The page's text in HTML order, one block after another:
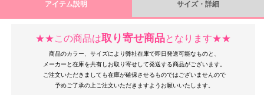
アイテム説明 サイズ・詳細
★★この商品は取り寄せ商品となります★★
商品のカラー、サイズにより弊社在庫で即日発送可能なものと、
メーカーと在庫を共有しお取り寄せして発送する商品がございます。
ご注文いただきましても在庫が確保させるものではございませんので